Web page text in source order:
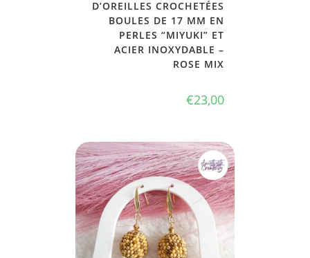
D’OREILLES CROCHETÉES
BOULES DE 17 MM EN
PERLES “MIYUKI” ET
ACIER INOXYDABLE –
ROSE MIX
€23,00